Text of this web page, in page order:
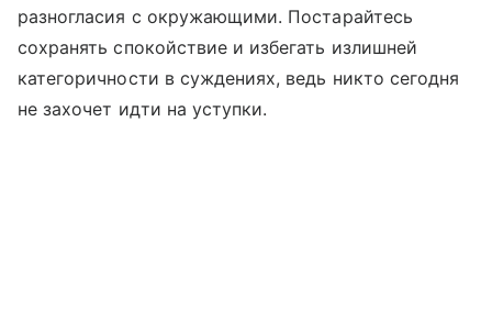
разногласия с окружающими. Постарайтесь
сохранять спокойствие и избегать излишней
категоричности в суждениях, ведь никто сегодня
не захочет идти на уступки.